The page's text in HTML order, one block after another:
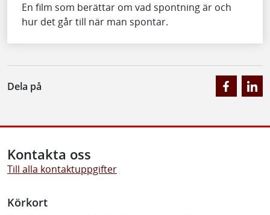
En film som berättar om vad spontning är och
hur det går till när man spontar.
Dela på
Kontakta oss
Till alla kontaktuppgifter
Körkort